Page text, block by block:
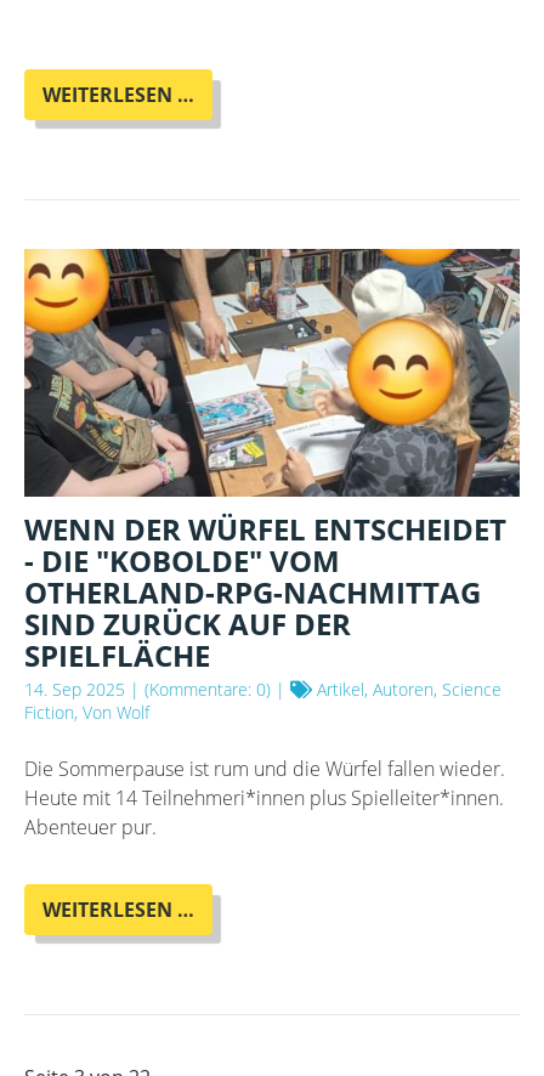
WEITERLESEN …
VERANSTALTUNGSRÜCKBLICK
OTHERLAND
WENN DER WÜRFEL ENTSCHEIDET
- DIE "KOBOLDE" VOM
OTHERLAND-RPG-NACHMITTAG
SIND ZURÜCK AUF DER
SPIELFLÄCHE
14. Sep 2025 | (Kommentare: 0) |
Artikel, Autoren, Science
Fiction, Von Wolf
Die Sommerpause ist rum und die Würfel fallen wieder.
Heute mit 14 Teilnehmeri*innen plus Spielleiter*innen.
Abenteuer pur.
WEITERLESEN …
DER
-